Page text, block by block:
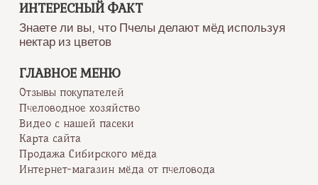
ИНТЕРЕСНЫЙ ФАКТ
Знаете ли вы, что Пчелы делают мёд используя
нектар из цветов
ГЛАВНОЕ МЕНЮ
Отзывы покупателей
Пчеловодное хозяйство
Видео с нашей пасеки
Карта сайта
Продажа Сибирского мёда
Интернет-магазин мёда от пчеловода